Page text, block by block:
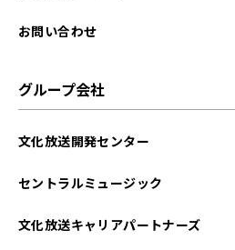
お問い合わせ
グループ会社
文化放送開発センター
セントラルミュージック
文化放送キャリアパートナーズ